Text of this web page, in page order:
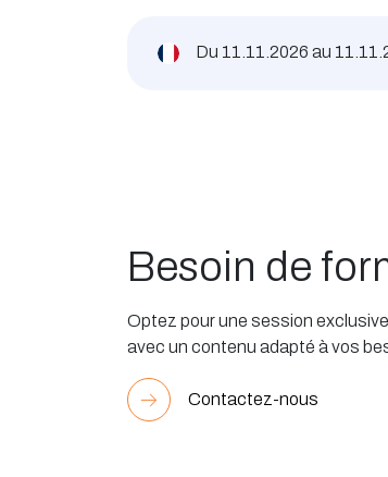
Du 11.11.2026 au
Besoin de
Optez pour une session
avec un contenu adapté à vos
Contactez-nous